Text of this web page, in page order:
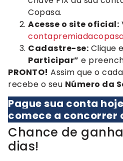
Copasa.
Acesse o site oficial:
Cadastre-se: Clique
Participar” e
PRONTO! Assim que o
recebe o seu Número da
Pague sua conta
comece a concorrer
Chance de
dias!